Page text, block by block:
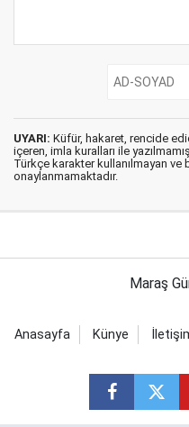
UYARI: Küfür, hakaret, rencide
içeren, imla kuralları ile
Türkçe karakter kullanılmayan ve
onaylanmamaktadır.
Maraş
Anasayfa Künye